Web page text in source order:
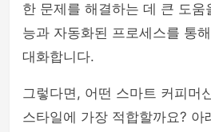
한 문제를 해결하는 데 큰 도움
능과 자동화된 프로세스를 통
대화합니다.
그렇다면, 어떤 스마트 커피머
스타일에 가장 적합할까요? 아